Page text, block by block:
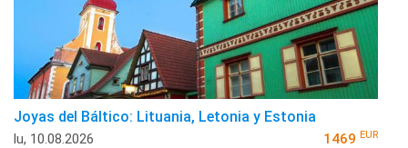
Joyas del Báltico: Lituania, Letonia y Estonia
lu, 10.08.2026 1469 EUR